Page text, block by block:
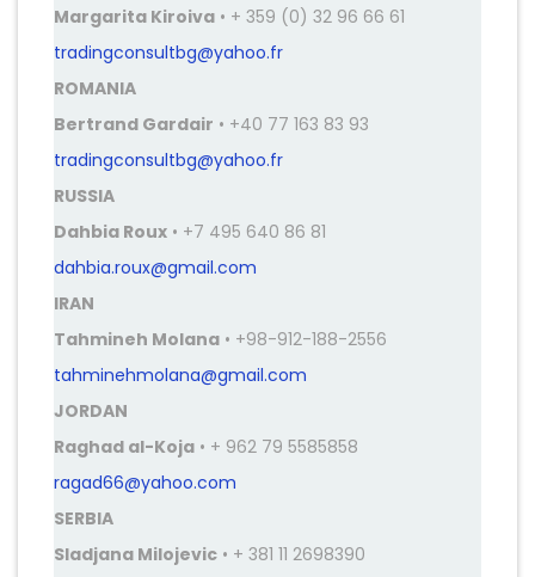
Margarita Kiroiva • + 359 (0) 32 96 66 61
tradingconsultbg@yahoo.fr
ROMANIA
Bertrand Gardair • +40 77 163 83 93
tradingconsultbg@yahoo.fr
RUSSIA
Dahbia Roux • +7 495 640 86 81
dahbia.roux@gmail.com
IRAN
Tahmineh Molana • +98-912-188-2556
tahminehmolana@gmail.com
JORDAN
Raghad al-Koja • + 962 79 5585858
ragad66@yahoo.com
SERBIA
Sladjana Milojevic • + 381 11 2698390